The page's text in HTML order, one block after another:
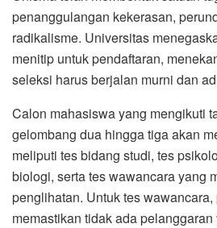
penanggulangan kekerasan,
radikalisme. Universitas
menitip untuk pendaftaran,
seleksi harus berjalan murni dan
Calon mahasiswa yang mengikuti
gelombang dua hingga tiga akan
meliputi tes bidang studi, tes
biologi, serta tes wawancara yang
penglihatan. Untuk tes
memastikan tidak ada